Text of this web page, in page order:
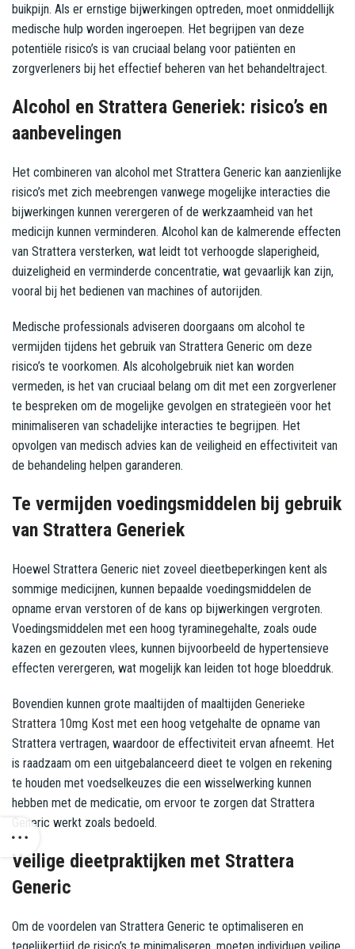
buikpijn. Als er ernstige bijwerkingen optreden, moet onmiddellijk
medische hulp worden ingeroepen. Het begrijpen van deze
potentiële risico’s is van cruciaal belang voor patiënten en
zorgverleners bij het effectief beheren van het behandeltraject.
Alcohol en Strattera Generiek: risico’s en
aanbevelingen
Het combineren van alcohol met Strattera Generic kan aanzienlijke
risico’s met zich meebrengen vanwege mogelijke interacties die
bijwerkingen kunnen verergeren of de werkzaamheid van het
medicijn kunnen verminderen. Alcohol kan de kalmerende effecten
van Strattera versterken, wat leidt tot verhoogde slaperigheid,
duizeligheid en verminderde concentratie, wat gevaarlijk kan zijn,
vooral bij het bedienen van machines of autorijden.
Medische professionals adviseren doorgaans om alcohol te
vermijden tijdens het gebruik van Strattera Generic om deze
risico’s te voorkomen. Als alcoholgebruik niet kan worden
vermeden, is het van cruciaal belang om dit met een zorgverlener
te bespreken om de mogelijke gevolgen en strategieën voor het
minimaliseren van schadelijke interacties te begrijpen. Het
opvolgen van medisch advies kan de veiligheid en effectiviteit van
de behandeling helpen garanderen.
Te vermijden voedingsmiddelen bij gebruik
van Strattera Generiek
Hoewel Strattera Generic niet zoveel dieetbeperkingen kent als
sommige medicijnen, kunnen bepaalde voedingsmiddelen de
opname ervan verstoren of de kans op bijwerkingen vergroten.
Voedingsmiddelen met een hoog tyraminegehalte, zoals oude
kazen en gezouten vlees, kunnen bijvoorbeeld de hypertensieve
effecten verergeren, wat mogelijk kan leiden tot hoge bloeddruk.
Bovendien kunnen grote maaltijden of maaltijden Generieke
Strattera 10mg Kost met een hoog vetgehalte de opname van
Strattera vertragen, waardoor de effectiviteit ervan afneemt. Het
is raadzaam om een ​​uitgebalanceerd dieet te volgen en rekening
te houden met voedselkeuzes die een wisselwerking kunnen
hebben met de medicatie, om ervoor te zorgen dat Strattera
Generic werkt zoals bedoeld.
Veilige dieetpraktijken met Strattera
Generic
Om de voordelen van Strattera Generic te optimaliseren en